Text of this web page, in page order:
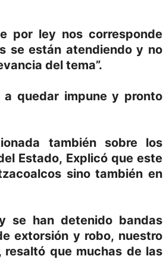
por ley nos corresponde
se están atendiendo y no
del tema”.
quedar impune y pronto
también sobre los
Estado, Explicó que este
sino también en
se han detenido bandas
extorsión y robo, nuestro
resaltó que muchas de las